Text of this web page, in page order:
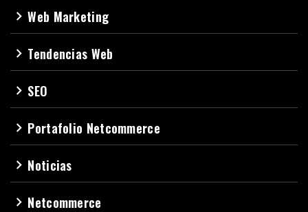
navigate_nextWeb Marketing
navigate_next Tendencias Web
navigate_next SEO
navigate_next Portafolio Netcommerce
navigate_next Noticias
navigate_next Netcommerce